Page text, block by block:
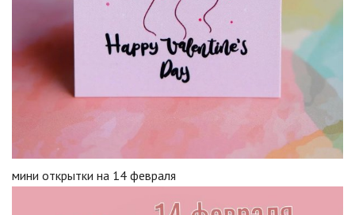
мини открытки на 14 февраля